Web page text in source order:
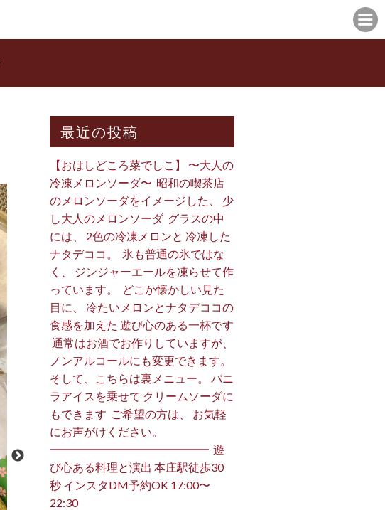
最近の投稿
【おはしどころ菜でしこ】 〜大人の
冷凍メロンソーダ〜 ⁡ 昭和の喫茶店
のメロンソーダをイメージした、 少
し大人のメロンソーダ ⁡ グラスの中
には、 2色の冷凍メロンと 冷凍した
ナタデココ。 ⁡ 氷も普通の氷ではな
く、 ジンジャーエールを凍らせて作
っています。 ⁡ どこか懐かしい見た
目に、 冷たいメロンとナタデココの
食感を加えた 遊び心のある一杯です
⁡ 通常はお酒でお作りしていますが、
ノンアルコールにも変更できます。 ⁡
そして、こちらは裏メニュー。 バニ
ラアイスを乗せて クリームソーダに
もできます ⁡ ご希望の方は、 お気軽
にお声がけください。 ⁡
━━━━━━━━━━━━━━ ⁡ 遊
び心ある料理と演出 本庄駅徒歩30
秒 インスタDM予約OK 17:00〜
22:30 ⁡